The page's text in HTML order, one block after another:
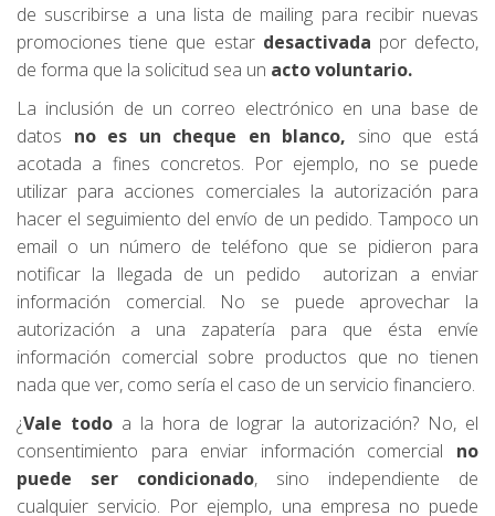
de suscribirse a una lista de mailing para recibir nuevas
promociones tiene que estar desactivada por defecto,
de forma que la solicitud sea un acto voluntario.
La inclusión de un correo electrónico en una base de
datos no es un cheque en blanco, sino que está
acotada a fines concretos. Por ejemplo, no se puede
utilizar para acciones comerciales la autorización para
hacer el seguimiento del envío de un pedido. Tampoco un
email o un número de teléfono que se pidieron para
notificar la llegada de un pedido autorizan a enviar
información comercial. No se puede aprovechar la
autorización a una zapatería para que ésta envíe
información comercial sobre productos que no tienen
nada que ver, como sería el caso de un servicio financiero.
¿Vale todoa la hora de lograr la autorización? No, el
consentimiento para enviar información comercial no
puede ser condicionado, sino independiente de
cualquier servicio. Por ejemplo, una empresa no puede